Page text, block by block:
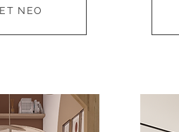
NEO